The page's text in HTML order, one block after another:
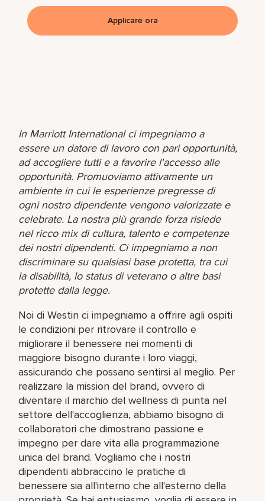
In Marriott International ci impegniamo a
essere un datore di lavoro con pari opportunità,
ad accogliere tutti e a favorire l'accesso alle
opportunità. Promuoviamo attivamente un
ambiente in cui le esperienze pregresse di
ogni nostro dipendente vengono valorizzate e
celebrate. La nostra più grande forza risiede
nel ricco mix di cultura, talento e competenze
dei nostri dipendenti. Ci impegniamo a non
discriminare su qualsiasi base protetta, tra cui
la disabilità, lo status di veterano o altre basi
protette dalla legge.
Noi di Westin ci impegniamo a offrire agli ospiti
le condizioni per ritrovare il controllo e
migliorare il benessere nei momenti di
maggiore bisogno durante i loro viaggi,
assicurando che possano sentirsi al meglio. Per
realizzare la mission del brand, ovvero di
diventare il marchio del wellness di punta nel
settore dell'accoglienza, abbiamo bisogno di
collaboratori che dimostrano passione e
impegno per dare vita alla programmazione
unica del brand. Vogliamo che i nostri
dipendenti abbraccino le pratiche di
benessere sia all'interno che all'esterno della
Applicare ora